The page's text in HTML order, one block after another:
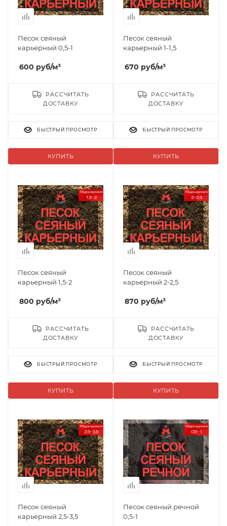
Песок сеяный
карьерный 0,5-1
600 руб/м³
КУПИТЬ
РАССЧИТАТЬ
ДОСТАВКУ
БЫСТРЫЙ ПРОСМОТР
Песок сеяный
карьерный 1-1,5
670 руб/м³
КУПИТЬ
РАССЧИТАТЬ
ДОСТАВКУ
БЫСТРЫЙ ПРОСМОТР
Песок сеяный
карьерный 1,5-2
800 руб/м³
КУПИТЬ
РАССЧИТАТЬ
ДОСТАВКУ
БЫСТРЫЙ ПРОСМОТР
Песок сеяный
карьерный 2-2,5
870 руб/м³
КУПИТЬ
РАССЧИТАТЬ
ДОСТАВКУ
БЫСТРЫЙ ПРОСМОТР
Песок сеяный
карьерный 2,5-3,5
Песок сеяный речной
0,5-1